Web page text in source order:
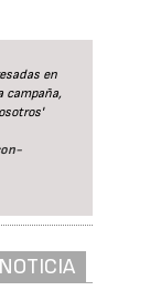
en
campaña,